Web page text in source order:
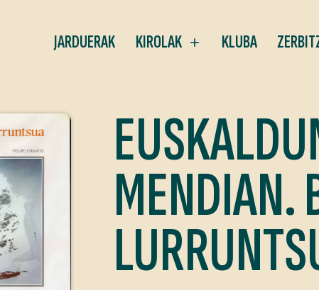
JARDUERAK KIROLAK KLUBA
MENDIAN.